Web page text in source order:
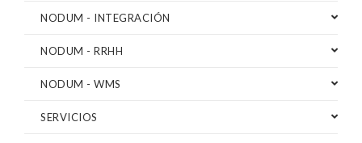
NODUM - INTEGRACIÓN
NODUM - RRHH
NODUM - WMS
SERVICIOS